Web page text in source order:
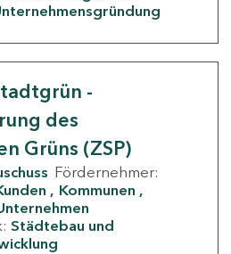
-
des
Grüns (ZSP)
Fördernehmer:
Kommunen
Städtebau und